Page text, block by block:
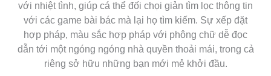
với nhiệt tình, giúp cá thể đối chọi giản tìm lọc thông tin
với các game bài bác mà lại họ tìm kiếm. Sự xếp đặt
hợp pháp, màu sắc hợp pháp với phông chữ dễ đọc
dẫn tới một ngóng ngóng nhà quyền thoải mái, trong cả
riêng sở hữu những bạn mới mẻ khởi đầu.